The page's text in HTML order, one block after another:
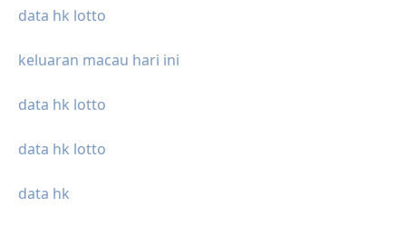
data hk lotto
keluaran macau hari ini
data hk lotto
data hk lotto
data hk